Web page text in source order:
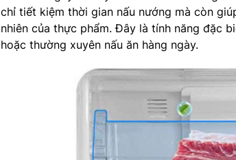
chỉ tiết kiệm thời gian nấu nướng mà còn
nhiên của thực phẩm. Đây là tính năng đặc
hoặc thường xuyên nấu ăn hàng ngày.